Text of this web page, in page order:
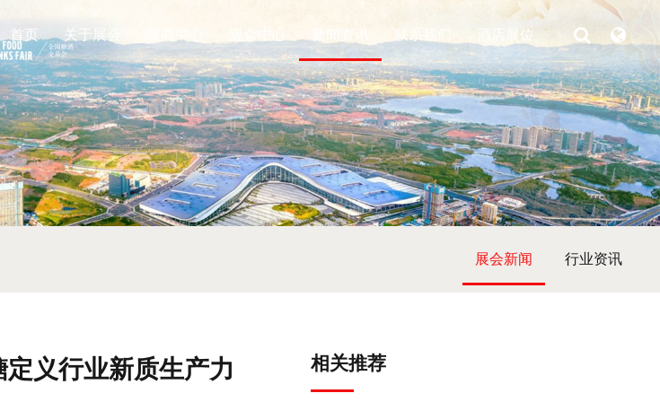
首页 关于展会 酒店展位
展会新闻 行业资讯
义行业新质生产力​​ 相关推荐